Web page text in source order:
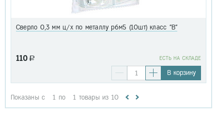
Сверло 0,3 мм ц/х по металлу р6м5 (10шт) класс "В"
110 a EСТЬ НА СКЛАДЕ
В корзину
Показаны с 1 по 1 товары из 10